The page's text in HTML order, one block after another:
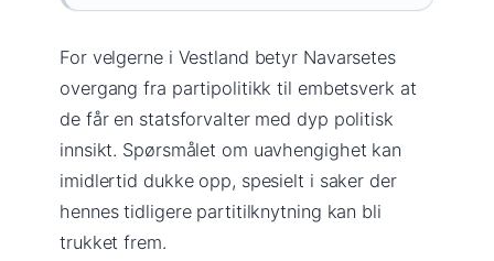
For velgerne i Vestland betyr Navarsetes
overgang fra partipolitikk til embetsverk at
de får en statsforvalter med dyp politisk
innsikt. Spørsmålet om uavhengighet kan
imidlertid dukke opp, spesielt i saker der
hennes tidligere partitilknytning kan bli
trukket frem.